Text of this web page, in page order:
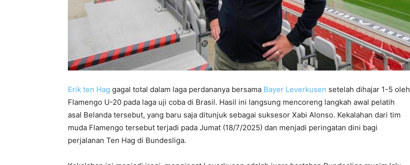
Erik ten Hag gagal total dalam laga perdananya bersama Bayer Leverkusen setelah dihajar 1-5 oleh
Flamengo U-20 pada laga uji coba di Brasil. Hasil ini langsung mencoreng langkah awal pelatih
asal Belanda tersebut, yang baru saja ditunjuk sebagai suksesor Xabi Alonso. Kekalahan dari tim
muda Flamengo tersebut terjadi pada Jumat (18/7/2025) dan menjadi peringatan dini bagi
perjalanan Ten Hag di Bundesliga.